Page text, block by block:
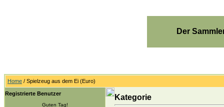
Der
Home / Spielzeug aus dem Ei (Euro)
Registrierte Benutzer
Guten Tag!
Kategorie